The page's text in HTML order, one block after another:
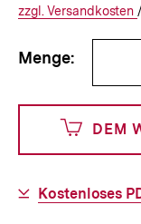
€
0
Interner
Informationen
den
zzgl. zuzüglichen
Versandkosten /
angeben
Menge:
DEM
Download-
Kostenloses